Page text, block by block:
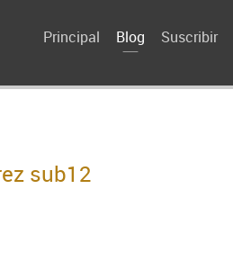
Principal Blog Suscribir
sub12